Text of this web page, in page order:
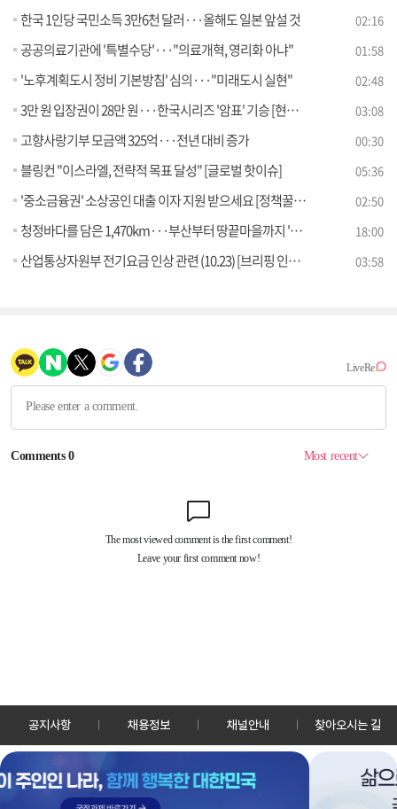
한국 1인당 국민소득 3만6천 달러···올해도 일본 앞설 것 02:16
공공의료기관에 '특별수당'···"의료개혁, 영리화 아냐" 01:58
'노후계획도시 정비 기본방침' 심의···"미래도시 실현" 02:48
3만 원 입장권이 28만 원···한국시리즈 '암표' 기승 [현장고발] 03:08
고향사랑기부 모금액 325억···전년 대비 증가 00:30
블링컨 "이스라엘, 전략적 목표 달성" [글로벌 핫이슈] 05:36
'중소금융권' 소상공인 대출 이자 지원 받으세요 [정책꿀팁!] 02:50
청정바다를 담은 1,470km···부산부터 땅끝마을까지 '남파랑길' [여행을 떠나요] 18:00
산업통상자원부 전기요금 인상 관련 (10.23) [브리핑 인사이트] 03:58
공지사항 채용정보 채널안내 찾아오시는 길
30128 세종특별자치시 정부2청사로 13 한국정책방송원 KTV
TEL: 044-204-8000
Copyrightⓒ KTV 국민방송 All Rights Reserved.